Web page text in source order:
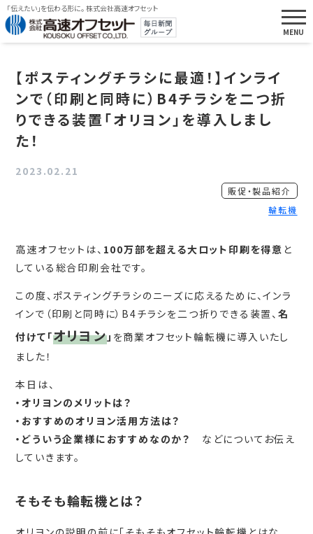
「伝えたい」を伝わる形に。 株式会社高速オフセット
【ポスティングチラシに最適！】インライ
ンで（印刷と同時に）B4チラシを二つ折
りできる装置「オリヨン」を導入しまし
た！
2023.02.21
販促・製品紹介
輪転機
高速オフセットは、 100万部を超える大ロット印刷を得意 と
している総合印刷会社です。
この度、ポスティングチラシのニーズに応えるために、インラ
インで（印刷と同時に）B4チラシを二つ折りできる装置、名
付けて「オリヨン」 を商業オフセット輪転機に導入いたし
ました！
本日は、
・オリヨンのメリットは？
・おすすめのオリヨン活用方法は？
・どういう企業様におすすめなのか？
などについてお伝え
していきます。
そもそも輪転機とは？